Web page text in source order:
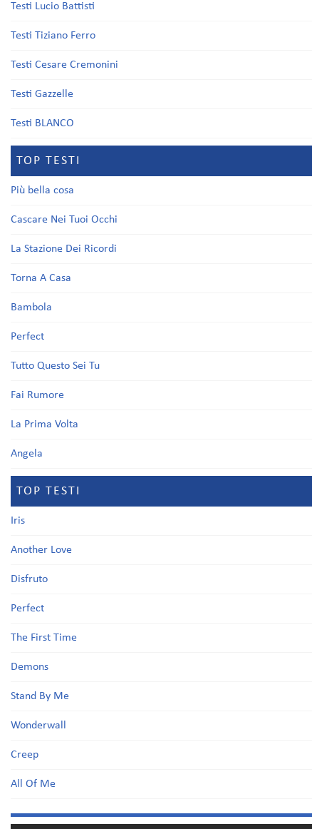
Testi Lucio Battisti
Testi Tiziano Ferro
Testi Cesare Cremonini
Testi Gazzelle
Testi BLANCO
TOP TESTI
Più bella cosa
Cascare Nei Tuoi Occhi
La Stazione Dei Ricordi
Torna A Casa
Bambola
Perfect
Tutto Questo Sei Tu
Fai Rumore
La Prima Volta
Angela
TOP TESTI
Iris
Another Love
Disfruto
Perfect
The First Time
Demons
Stand By Me
Wonderwall
Creep
All Of Me